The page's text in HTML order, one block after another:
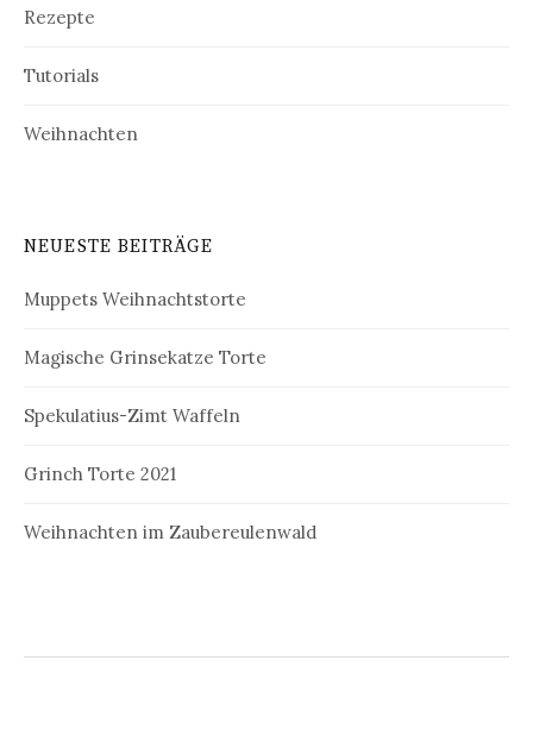
Rezepte
Tutorials
Weihnachten
NEUESTE BEITRÄGE
Muppets Weihnachtstorte
Magische Grinsekatze Torte
Spekulatius-Zimt Waffeln
Grinch Torte 2021
Weihnachten im Zaubereulenwald